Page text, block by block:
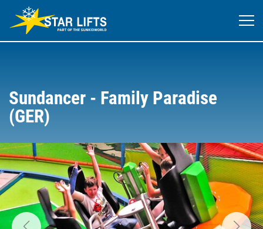
Sundancer - Family Paradise
(GER)